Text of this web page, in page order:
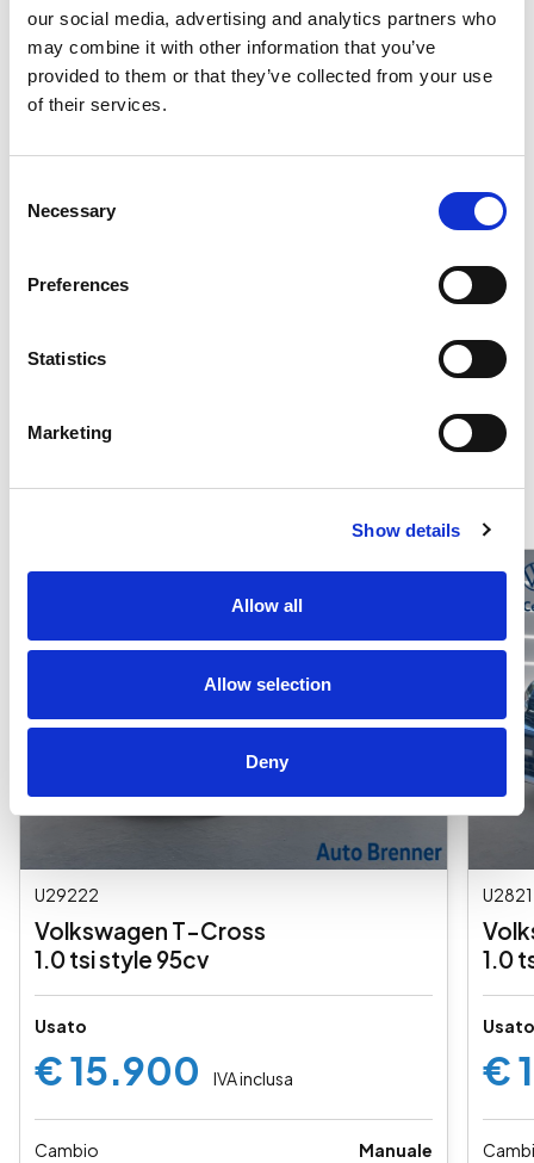
our social media, advertising and analytics partners who
may combine it with other information that you’ve
provided to them or that they’ve collected from your use
of their services.
Selection
Necessary
Preferences
Statistics
Marketing
Show details
Allow all
Allow selection
Deny
Optional in dotazione
Consumi ed emissioni
Potrebbero interessarti questi veicoli
U29222
Volkswagen T-Cross
1.0 tsi style 95cv
Usato
€ 15.900 IVA inclusa
Cambio
Manuale
1.0
Usato
€